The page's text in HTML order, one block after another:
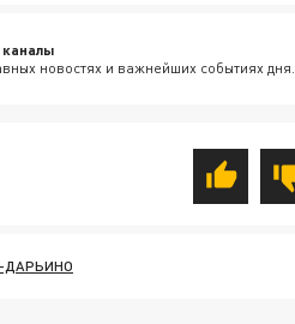
новостях и важнейших событиях дня.
ДАРЬИНО